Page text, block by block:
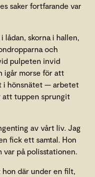
saker fortfarande var
lådan, skorna i hallen,
och
pulpeten invid
igår morse för att
i hönsnätet — arbetet
att tuppen sprungit
av vårt liv. Jag
fick ett samtal. Hon
var på polisstationen.
där under en filt,